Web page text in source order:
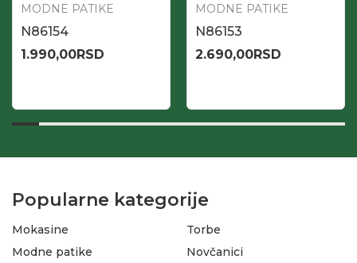
MODNE PATIKE
N86154
1.990,00RSD
MODNE PATIKE
N86153
2.690,00RSD
Popularne kategorije
Mokasine
Modne patike
Torbe
Novčanici